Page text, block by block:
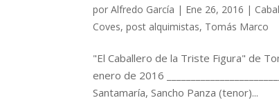
porAlfredo García | Ene 26, 2016 |
Coves,post alquimistas, Tomás Marco
"El Caballero de la Triste Figura" de
enero de 2016
Santamaría, Sancho Panza (tenor)...